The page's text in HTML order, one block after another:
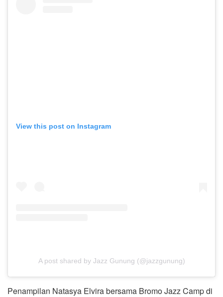
View this post on Instagram
A post shared by Jazz Gunung (@jazzgunung)
Penampilan Natasya Elvira bersama Bromo Jazz Camp di